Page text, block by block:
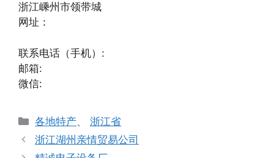
浙江嵊州市领带城
网址：
联系电话（手机）:
邮箱:
微信:
分
类
各地特产、浙江省
浙江湖州亲情贸易公司